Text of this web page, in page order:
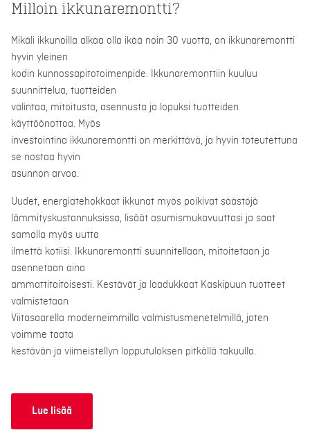
Milloin ikkunaremontti?
Mikäli ikkunoilla alkaa olla ikää noin 30 vuotta, on ikkunaremontti
hyvin yleinen
kodin kunnossapitotoimenpide. Ikkunaremonttiin kuuluu
suunnittelua, tuotteiden
valintaa, mitoitusta, asennusta ja lopuksi tuotteiden
käyttöönottoa. Myös
investointina ikkunaremontti on merkittävä, ja hyvin toteutettuna
se nostaa hyvin
asunnon arvoa.
Uudet, energiatehokkaat ikkunat myös poikivat säästöjä
lämmityskustannuksissa, lisäät asumismukavuuttasi ja saat
samalla myös uutta
ilmettä kotiisi. Ikkunaremontti suunnitellaan, mitoitetaan ja
asennetaan aina
ammattitaitoisesti. Kestävät ja laadukkaat Kaskipuun tuotteet
valmistetaan
Viitasaarella moderneimmilla valmistusmenetelmillä, joten
voimme taata
kestävän ja viimeistellyn lopputuloksen pitkällä takuulla.
Lue lisää